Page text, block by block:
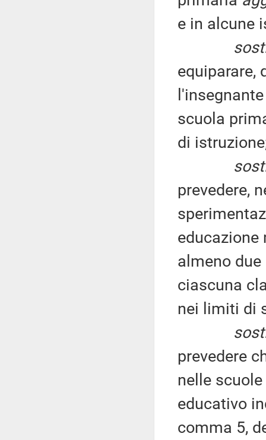
e in alcune
equiparare,
scuola
di
prevedere,
educazione
almeno
ciascuna
nei limiti di
prevedere
nelle
educativo
comma 5,